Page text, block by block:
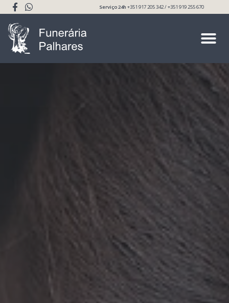
Serviço 24h+351 917 205 342 / +351 919 255 670